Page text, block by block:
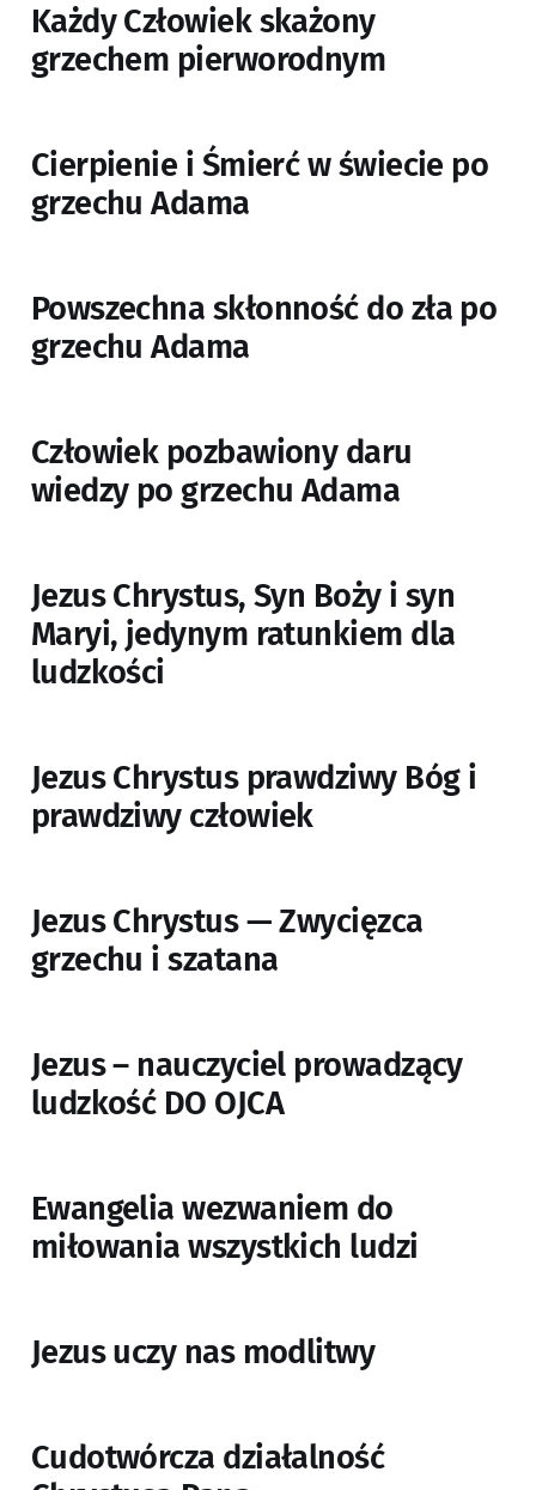
Każdy Człowiek skażony
grzechem pierworodnym
Cierpienie i Śmierć w świecie po
grzechu Adama
Powszechna skłonność do zła po
grzechu Adama
Człowiek pozbawiony daru
wiedzy po grzechu Adama
Jezus Chrystus, Syn Boży i syn
Maryi, jedynym ratunkiem dla
ludzkości
Jezus Chrystus prawdziwy Bóg i
prawdziwy człowiek
Jezus Chrystus — Zwycięzca
grzechu i szatana
Jezus – nauczyciel prowadzący
ludzkość DO OJCA
Ewangelia wezwaniem do
miłowania wszystkich ludzi
Jezus uczy nas modlitwy
Cudotwórcza działalność